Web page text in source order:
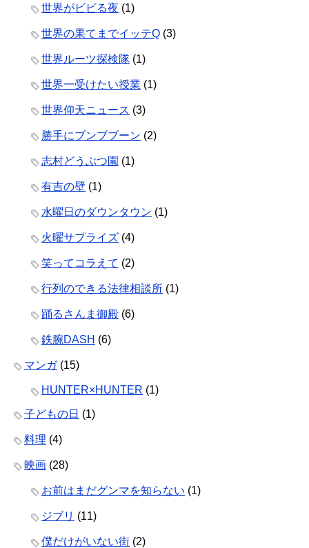
世界がビビる夜 (1)
世界の果てまでイッテQ (3)
世界ルーツ探検隊 (1)
世界一受けたい授業 (1)
世界仰天ニュース (3)
勝手にブンブブーン (2)
志村どうぶつ園 (1)
有吉の壁 (1)
水曜日のダウンタウン (1)
火曜サプライズ (4)
笑ってコラえて (2)
行列のできる法律相談所 (1)
踊るさんま御殿 (6)
鉄腕DASH (6)
マンガ(15)
HUNTER×HUNTER (1)
子どもの日 (1)
料理 (4)
映画 (28)
お前はまだグンマを知らない (1)
ジブリ (11)
僕だけがいない街 (2)